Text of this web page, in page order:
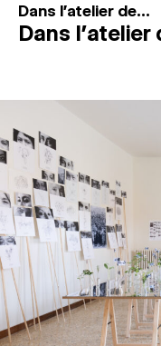
Dans l'atelier de...
Dans